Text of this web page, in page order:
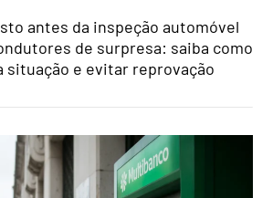
antes da inspeção automóvel
de surpresa: saiba como
situação e evitar reprovação